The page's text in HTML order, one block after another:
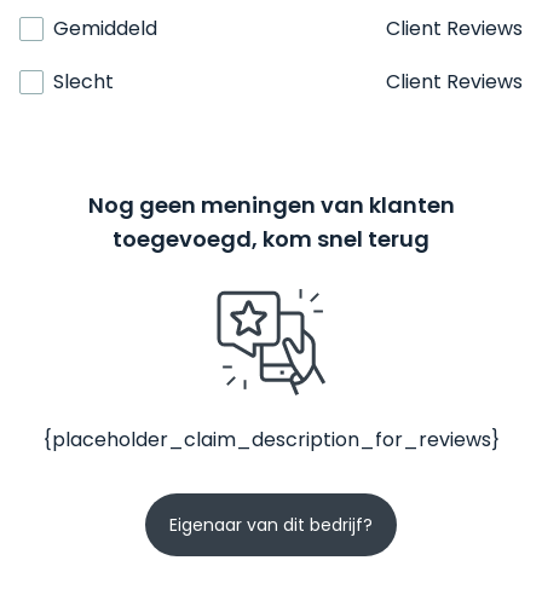
Gemiddeld
Client Reviews
Slecht
Client Reviews
Nog geen meningen van klanten
toegevoegd, kom snel terug
{placeholder_claim_description_for_reviews}
Eigenaar van dit bedrijf?